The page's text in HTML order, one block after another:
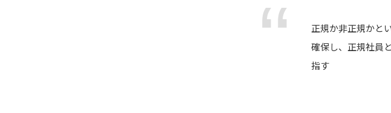
正規か非正規かと
確保し、正規社員
指す